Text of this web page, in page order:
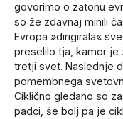
govorimo o zatonu
so že zdavnaj minili
Evropa »dirigirala«
preselilo tja, kamor je
tretji svet. Naslednje
pomembnega
Ciklično gledano so
padci, še bolj pa je